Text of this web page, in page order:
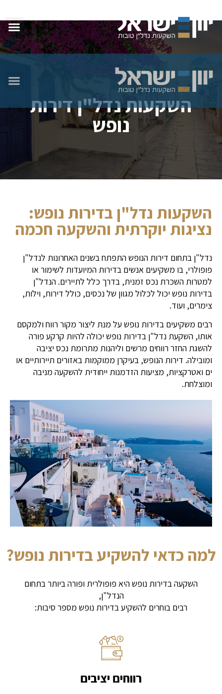
השקעות נדל"ן דירות
נופש
השקעות נדל"ן בדירות נופש:
נציגות יוקרתית והשקעה חכמה
נדל"ן בתחום דירות הנופש התפתח בשנים האחרונות לנדל"ן
פופולרי, בו משקיעים אנשים בדירות המיועדות לשימור או
למטרות השכרת נכס זמנית, בדרך כלל לתיירים. הנדל"ן
בדירות נופש יכול לכלול מגוון של נכסים, כולל דירות, וילות,
צימרים, ועוד.
רבים משקיעים בדירות נופש על מנת ליצור מקור רווח ולמקסם
אותו, השקעת נדל"ן בדירות נופש יכולה להיות קרקע פורה
להשגת החזר רווחים מרשים וליהנות מתרומת נכס יציבה
ומובילה. דירות הנופש, בעיקרן ממוקמות באזורים תיירותיים או
ים ואטרקציות, מציעות הזדמנות ייחודית להשקעה מניבה
ומוצלחת.
למה כדאי להשקיע בדירות נופש?
השקעה בדירות נופש היא פופולרית ופורה ביותר בתחום
הנדל"ן,
רבים בוחרים להשקיע בדירות נופש מספר סיבות:
רווחים יציבים